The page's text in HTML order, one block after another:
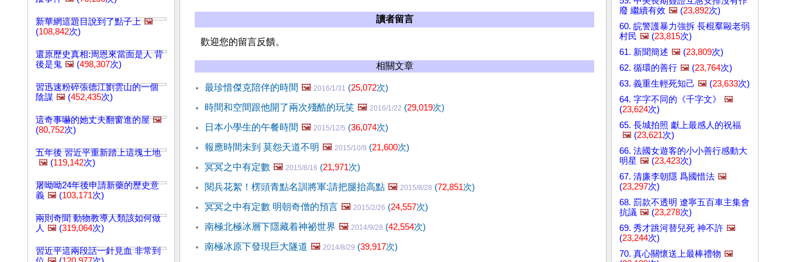
新華網這題目說到了點子上 🖼️
(108,842次)
還原歷史真相:周恩來當面是人 背
後是鬼 🖼️ (498,307次)
習迅速粉碎張德江劉雲山的一個
陰謀 🖼️ (452,435次)
這奇事嚇的她丈夫翻窗進的屋 🖼️
(80,752次)
五年後 習近平重新踏上這塊土地
🖼️ (119,142次)
屠呦呦24年後申請新藥的歷史意
義 🖼️ (103,171次)
兩則奇聞 動物教導人類該如何做
人 🖼️ (319,064次)
習近平這兩段話一針見血 非常到
讀者留言
歡迎您的留言反饋。
相關文章
最珍惜傑克陪伴的時間 🖼️ 2016/1/31 (25,072次)
時間和空間跟他開了兩次殘酷的玩笑 🖼️ 2016/1/22 (29,019次)
日本小學生的午餐時間 🖼️ 2015/12/5 (36,074次)
報應時間未到 莫怨天道不明 🖼️ 2015/10/9 (21,600次)
冥冥之中有定數 🖼️ 2015/8/16 (21,971次)
閱兵花絮！楞頭青點名訓將軍:請把腿抬高點 🖼️ 2015/8/28 (72,851次)
冥冥之中有定數 明朝奇僧的預言 🖼️ 2015/2/26 (24,557次)
南極北極冰層下隱藏着神祕世界 🖼️ 2014/9/28 (42,554次)
南極冰原下發現巨大隧道 🖼️ 2014/8/29 (39,917次)
廢 繼續有效 🖼️ (23,892次)
60. 皖警護暴力強拆 長棍羣毆老弱
村民 🖼️ (23,815次)
61. 新聞簡述 🖼️ (23,809次)
62. 循環的善行 🖼️ (23,764次)
63. 義重生輕死知己 🖼️ (23,633次)
64. 字字不同的《千字文》
🖼️
(23,624次)
65. 長城拍照 獻上最感人的祝福
🖼️ (23,621次)
66. 法國女遊客的小小善行感動大
明星 🖼️ (23,423次)
67. 清廉李朝隱 爲國惜法 🖼️
(23,297次)
68. 罰款不透明 遼寧五百車主集會
抗議 🖼️ (23,278次)
69. 秀才跳河替兒死 神不許 🖼️
(23,244次)
70. 真心關懷送上最棒禮物 🖼️